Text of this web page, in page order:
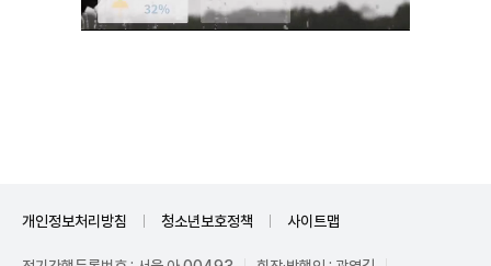
개인정보처리방침 청소년보호정책 사이트맵